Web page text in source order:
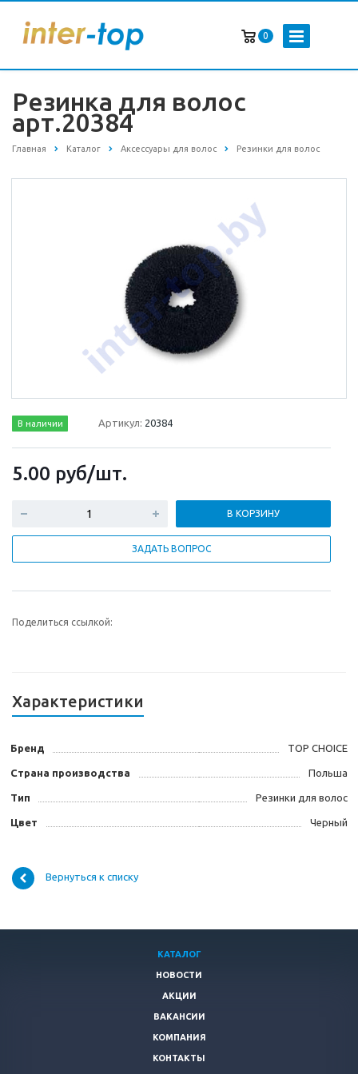
0
Резинка для волос
арт.20384
Главная Каталог Аксессуары для волос Резинки для волос
В наличии Артикул: 20384
5.00 руб/шт.
В КОРЗИНУ
ЗАДАТЬ ВОПРОС
Поделиться ссылкой:
Характеристики
Бренд TOP CHOICE
Страна производства Польша
Тип Резинки для волос
Цвет Черный
Вернуться к списку
КАТАЛОГ
НОВОСТИ
АКЦИИ
ВАКАНСИИ
КОМПАНИЯ
КОНТАКТЫ